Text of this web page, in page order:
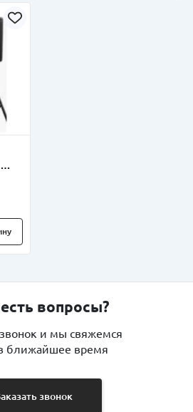
д)
вопросы?
и мы свяжемся
ближайшее время
звонок